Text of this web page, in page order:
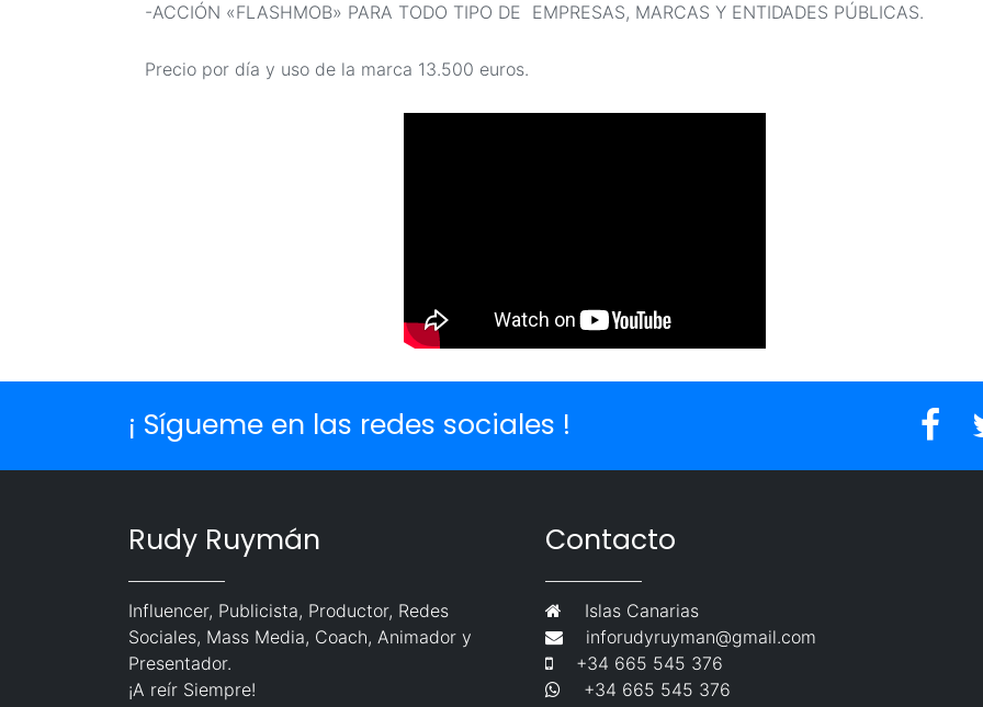
-ACCIÓN «FLASHMOB» PARA TODO TIPO DE EMPRESAS, MARCAS Y ENTIDADES PÚBLICAS.
Precio por día y uso de la marca 13.500 euros.
¡ Sígueme en las redes sociales !
Rudy Ruymán
Influencer, Publicista, Productor, Redes
Sociales, Mass Media, Coach, Animador y
Presentador.
¡A reír Siempre!
Contacto
Islas Canarias
inforudyruyman@gmail.com
+34 665 545 376
+34 665 545 376